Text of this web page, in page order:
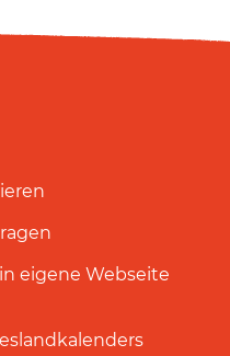
eigene Webseite